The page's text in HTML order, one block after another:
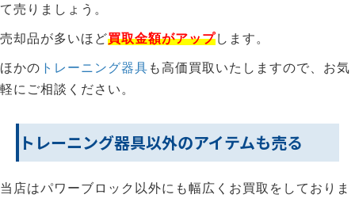
て売りましょう。
売却品が多いほど買取金額がアップします。
ほかの トレーニング器具 も高価買取いたしますので、お気
軽にご相談ください。
トレーニング器具以外のアイテムも売る
当店はパワーブロック以外にも幅広くお買取をしておりま